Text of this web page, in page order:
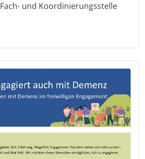
Fach- und Koordinierungsstelle